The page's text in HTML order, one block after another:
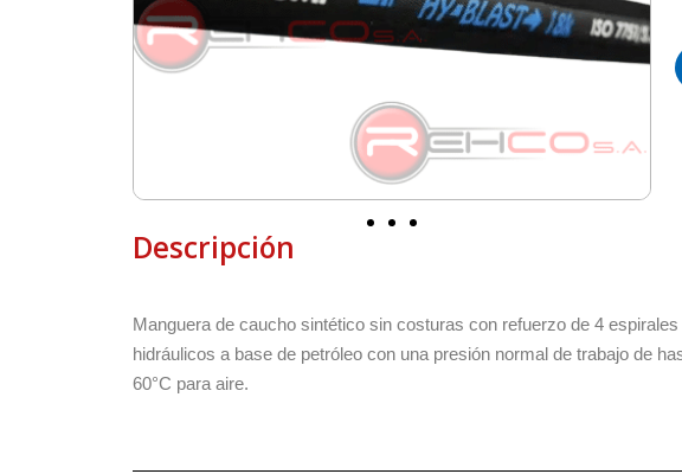
Descripción
Manguera de caucho sintético sin costuras con refuerzo de 4
hidráulicos a base de petróleo con una presión normal de trabajo de
60°C para aire.